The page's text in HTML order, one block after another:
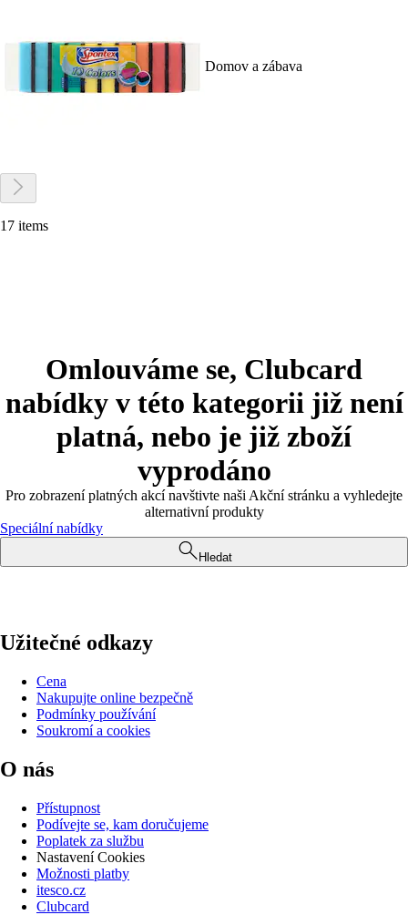
Domov a zábava
17 items
Omlouváme se, Clubcard
nabídky v této kategorii již není
platná, nebo je již zboží
vyprodáno
Pro zobrazení platných akcí navštivte naši Akční stránku a vyhledejte
alternativní produkty
Speciální nabídky
Hledat
Užitečné odkazy
Cena
Nakupujte online bezpečně
Podmínky používání
Soukromí a cookies
O nás
Přístupnost
Podívejte se, kam doručujeme
Poplatek za službu
Nastavení Cookies
Možnosti platby
itesco.cz
Clubcard